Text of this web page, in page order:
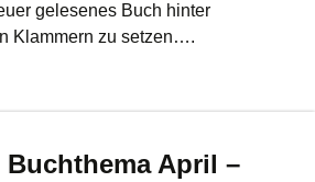
gelesenes Buch hinter
Klammern zu setzen….
April –